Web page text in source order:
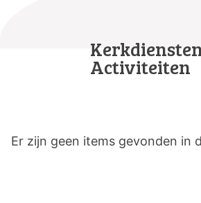
Activiteiten
Er zijn geen items gevonden in